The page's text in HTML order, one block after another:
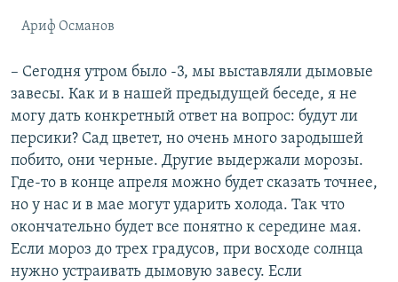
Ариф Османов
– Сегодня утром было -3, мы выставляли дымовые
завесы. Как и в нашей предыдущей беседе, я не
могу дать конкретный ответ на вопрос: будут ли
персики? Сад цветет, но очень много зародышей
побито, они черные. Другие выдержали морозы.
Где-то в конце апреля можно будет сказать точнее,
но у нас и в мае могут ударить холода. Так что
окончательно будет все понятно к середине мая.
Если мороз до трех градусов, при восходе солнца
нужно устраивать дымовую завесу. Если